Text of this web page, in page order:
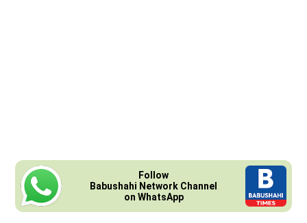
Follow
Babushahi Network Channel
on WhatsApp